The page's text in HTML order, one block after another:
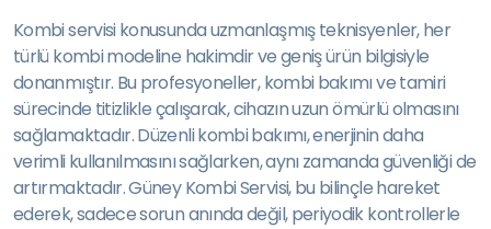
Kombi servisi konusunda uzmanlaşmış teknisyenler, her
türlü kombi modeline hakimdir ve geniş ürün bilgisiyle
donanmıştır. Bu profesyoneller, kombi bakımı ve tamiri
sürecinde titizlikle çalışarak, cihazın uzun ömürlü olmasını
sağlamaktadır. Düzenli kombi bakımı, enerjinin daha
verimli kullanılmasını sağlarken, aynı zamanda güvenliği de
artırmaktadır. Güney Kombi Servisi, bu bilinçle hareket
ederek, sadece sorun anında değil, periyodik kontrollerle